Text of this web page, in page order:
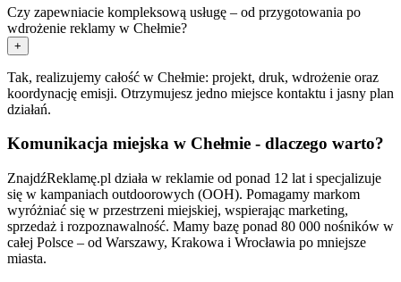
Czy zapewniacie kompleksową usługę – od przygotowania po
wdrożenie reklamy w Chełmie?
+
Tak, realizujemy całość w Chełmie: projekt, druk, wdrożenie oraz
koordynację emisji. Otrzymujesz jedno miejsce kontaktu i jasny plan
działań.
Komunikacja miejska w Chełmie - dlaczego warto?
ZnajdźReklamę.pl działa w reklamie od ponad 12 lat i specjalizuje
się w kampaniach outdoorowych (OOH). Pomagamy markom
wyróżniać się w przestrzeni miejskiej, wspierając marketing,
sprzedaż i rozpoznawalność. Mamy bazę ponad 80 000 nośników w
całej Polsce – od Warszawy, Krakowa i Wrocławia po mniejsze
miasta.